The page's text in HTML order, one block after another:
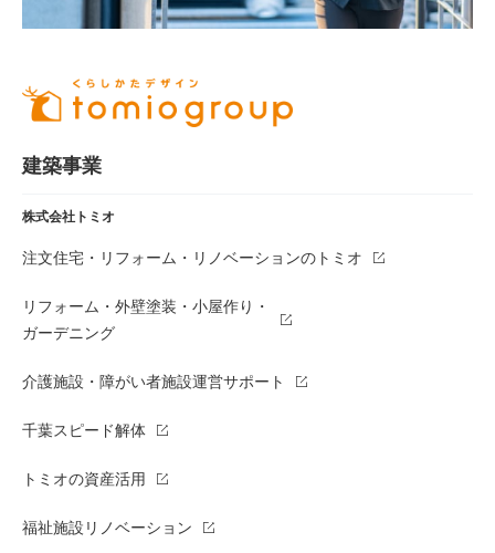
建築事業
株式会社トミオ
注文住宅・リフォーム・リノベーションのトミオ
リフォーム・外壁塗装・小屋作り・
ガーデニング
介護施設・障がい者施設運営サポート
千葉スピード解体
トミオの資産活用
福祉施設リノベーション